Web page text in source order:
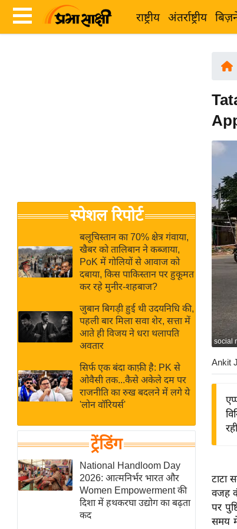
राष्ट्रीय अंतर्राष्ट्रीय
Breaking
News in
Hindi
Hindi
Videos
जगत
राय
बजट
IPL
2026
ई-पेपर
मिसाल बेमिसाल
शख्सियत
यंग इंडिया
साहित्य जगत
ऑटो वर्ल्ड
न्यूज ब्रीफ
मनोरंजन जगत
बॉलीवुड
स्पेशल रिपोर्ट
बलूचिस्तान का 70% क्षेत्र गंवाया,
खैबर को तालिबान ने कब्जाया,
PoK में गोलियों से आवाज को
दबाया, किस पाकिस्तान पर हुकूमत
कर रहे मुनीर-शहबाज?
जुबान बिगड़ी हुई थी उदयनिधि की,
पहली बार मिला सवा शेर, सत्ता में
आते ही विजय ने धरा थलापति
अवतार
सिर्फ एक बंदा काफ़ी है: PK से
ओवैसी तक...कैसे अकेले दम पर
राजनीति का रुख बदलने में लगे ये
'लोन वॉरियर्स'
ट्रेंडिंग
National Handloom Day
2026: आत्मनिर्भर भारत और
Women Empowerment की
दिशा में हथकरघा उद्योग का बढ़ता
कद
social
Ankit
टाटा
वजह
पर
समय